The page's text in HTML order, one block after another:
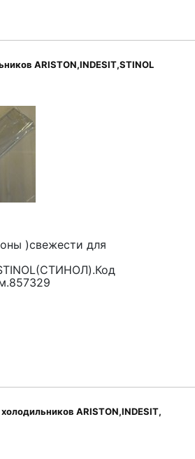
ARISTON,INDESIT,STINOL
)свежести для
ARISTON,INDESIT,